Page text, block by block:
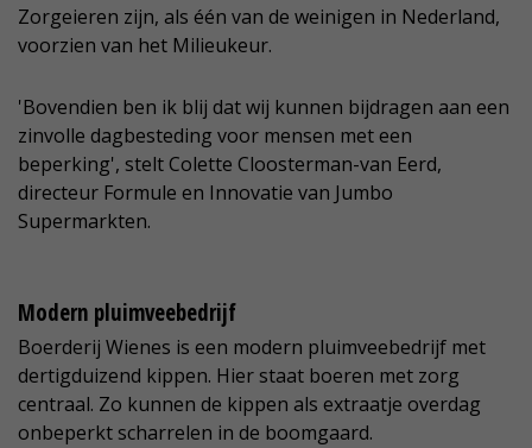
Zorgeieren zijn, als één van de weinigen in Nederland,
voorzien van het Milieukeur.
'Bovendien ben ik blij dat wij kunnen bijdragen aan een
zinvolle dagbesteding voor mensen met een
beperking', stelt Colette Cloosterman-van Eerd,
directeur Formule en Innovatie van Jumbo
Supermarkten.
Modern pluimveebedrijf
Boerderij Wienes is een modern pluimveebedrijf met
dertigduizend kippen. Hier staat boeren met zorg
centraal. Zo kunnen de kippen als extraatje overdag
onbeperkt scharrelen in de boomgaard.